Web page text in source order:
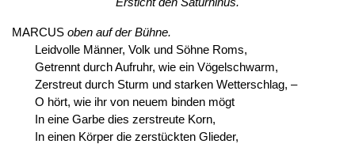
MARCUS oben auf der Bühne.
Leidvolle Männer, Volk und Söhne Roms,
Getrennt durch Aufruhr, wie ein Vögelschwarm,
Zerstreut durch Sturm und starken Wetterschlag, –
O hört, wie ihr von neuem binden mögt
In eine Garbe dies zerstreute Korn,
In einen Körper die zerstückten Glieder,